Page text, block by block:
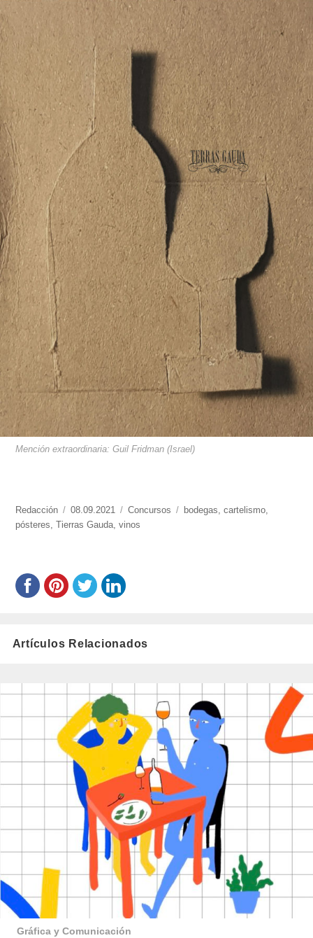
Mención extraordinaria: Guil Fridman (Israel)
https://www.experimenta.es/author/redaccion/
Redacción
Publicado
el
08.09.2021 Categorías
Concursos Etiquetas
bodegas ,cartelismo
pósteres ,Tierras Gauda ,vinos
Artículos Relacionados
Gráfica y Comunicación